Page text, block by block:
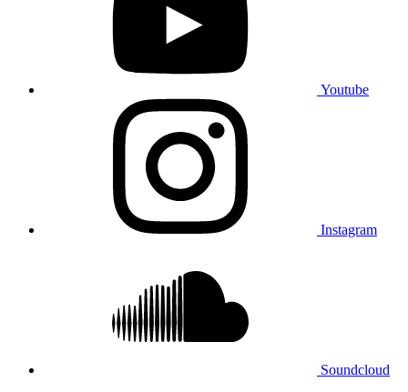
Youtube
Instagram
Soundcloud